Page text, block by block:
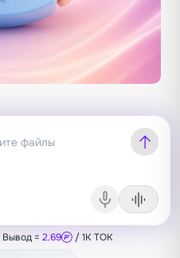
Вывод = 2.69 / 1K TOK